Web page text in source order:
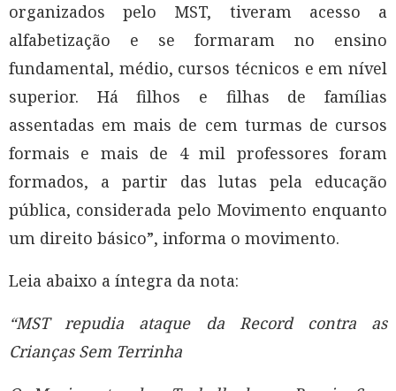
organizados pelo MST, tiveram acesso a
alfabetização e se formaram no ensino
fundamental, médio, cursos técnicos e em nível
superior. Há filhos e filhas de famílias
assentadas em mais de cem turmas de cursos
formais e mais de 4 mil professores foram
formados, a partir das lutas pela educação
pública, considerada pelo Movimento enquanto
um direito básico”, informa o movimento.
Leia abaixo a íntegra da nota:
“MST repudia ataque da Record contra as
Crianças Sem Terrinha